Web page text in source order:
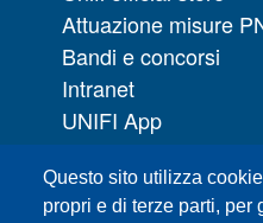
Questo sito utilizza
propri e di terze parti, per
Attuazione misure
Bandi e concorsi
Intranet
UNIFI App
URP | Ufficio